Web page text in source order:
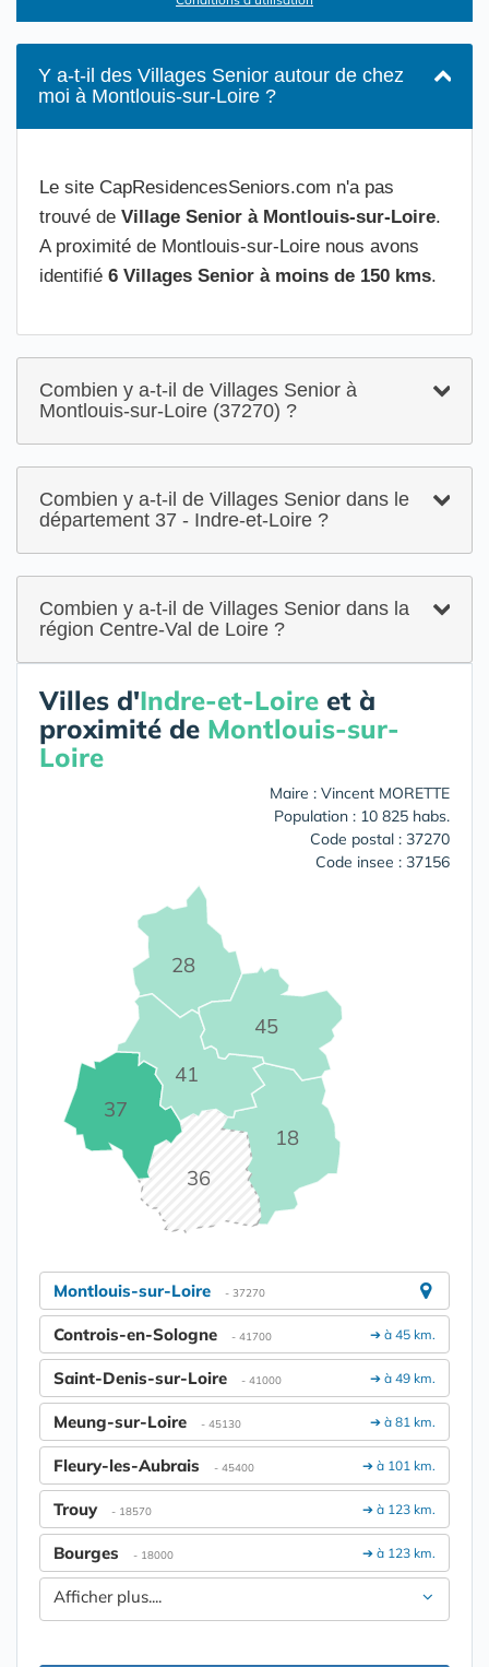
Y a-t-il des Villages Senior autour de chez
moi à Montlouis-sur-Loire ?
Le site CapResidencesSeniors.com n'a pas
trouvé de Village Senior à Montlouis-sur-Loire.
A proximité de Montlouis-sur-Loire nous avons
identifié 6 Villages Senior à moins de 150 kms.
Combien y a-t-il de Villages Senior à
Montlouis-sur-Loire (37270) ?
Combien y a-t-il de Villages Senior dans le
département 37 - Indre-et-Loire ?
Combien y a-t-il de Villages Senior dans la
région Centre-Val de Loire ?
Villes d'Indre-et-Loire et à
proximité de Montlouis-sur-
Loire
Maire : Vincent MORETTE
Population : 10 825 habs.
Code postal : 37270
Code insee : 37156
18
28
36
37
41
45
Montlouis-sur-Loire - 37270
➔ à 45 km.
Controis-en-Sologne - 41700
➔ à 49 km.
Saint-Denis-sur-Loire - 41000
➔ à 81 km.
Meung-sur-Loire - 45130
➔ à 101 km.
Fleury-les-Aubrais - 45400
➔ à 123 km.
Trouy - 18570
➔ à 123 km.
Bourges - 18000
Afficher plus....